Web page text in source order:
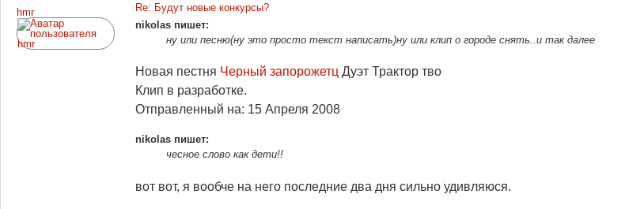
hmr
Re: Будут новые конкурсы?
nikolas пишет:
ну или песню(ну это просто текст написать)ну или клип о городе снять..и так далее
Новая пестня Черный запорожетц Дуэт Трактор тво
Клип в разработке.
Отправленный на: 15 Апреля 2008
nikolas пишет:
чесное слово как дети!!
вот вот, я вообче на него последние два дня сильно удивляюся.